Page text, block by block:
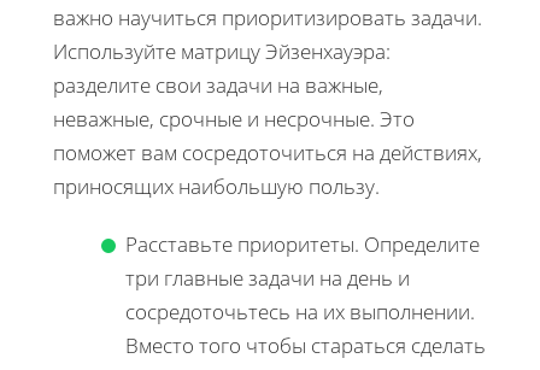
важно научиться приоритизировать задачи.
Используйте матрицу Эйзенхауэра:
разделите свои задачи на важные,
неважные, срочные и несрочные. Это
поможет вам сосредоточиться на действиях,
приносящих наибольшую пользу.
Расставьте приоритеты. Определите
три главные задачи на день и
сосредоточьтесь на их выполнении.
Вместо того чтобы стараться сделать